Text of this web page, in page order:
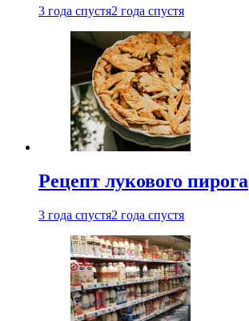
3 года спустя2 года спустя
Рецепт лукового пирога
3 года спустя2 года спустя